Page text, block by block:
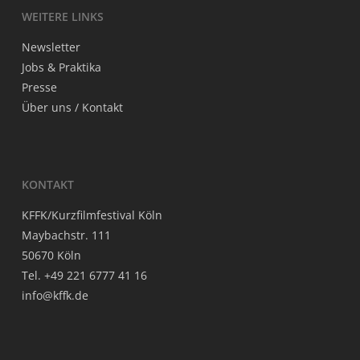
https://vimeo.com/126969908
WEI­TE­RE LINKS
News­let­ter
Jobs & Praktika
Pres­se
Über uns / Kontakt
KON­TAKT
KFFK/Kurzfilmfestival Köln
May­bach­str. 111
50670 Köln
Tel. +49 221 6777 41 16
info@kffk.de